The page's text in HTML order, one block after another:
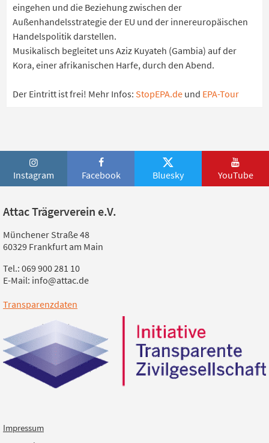
eingehen und die Beziehung zwischen der
Außenhandelsstrategie der EU und der innereuropäischen
Handelspolitik darstellen.
Musikalisch begleitet uns Aziz Kuyateh (Gambia) auf der
Kora, einer afrikanischen Harfe, durch den Abend.
Der Eintritt ist frei! Mehr Infos: StopEPA.de und EPA-Tour
Instagram Facebook Bluesky YouTube
Attac Trägerverein e.V.
Münchener Straße 48
60329 Frankfurt am Main
Tel.: 069 900 281 10
E-Mail: info@attac.de
Transparenzdaten
Impressum